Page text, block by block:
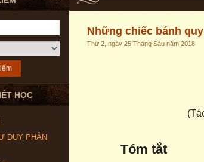
HỌC
DUY PHẢN
Những chiếc bánh quy
Thứ 2, ngày 25 Tháng Sáu năm 2018
Tóm tắt